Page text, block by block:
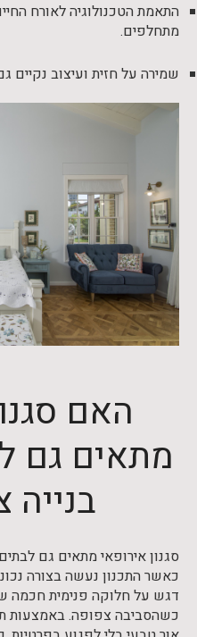
התאמת הטכנולוגיה לאורח
מתחלפים.
שמירה על חזית ועיצוב
האם
מתאים גם
סגנון אירופאי מתאים גם
כאשר התכנון נעשה בצורה
דגש על חלוקה פנימית חכמה
כשהסביבה צפופה. באמצעות